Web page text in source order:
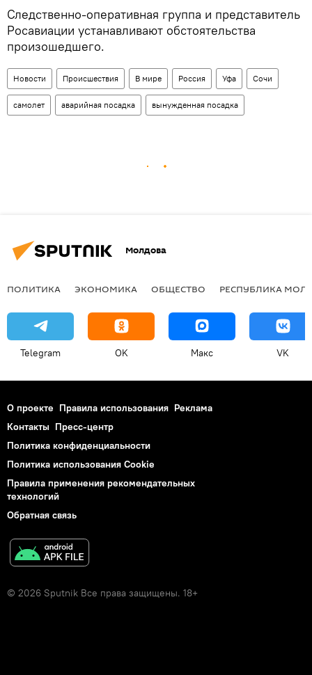
Следственно-оперативная группа и представитель
Росавиации устанавливают обстоятельства
произошедшего.
Новости Происшествия В мире Россия Уфа Сочи
самолет аварийная посадка вынужденная посадка
Молдова
ПОЛИТИКА ЭКОНОМИКА ОБЩЕСТВО РЕСПУБЛИКА
Telegram OK Макс VK
О проекте Правила использования Реклама
Контакты Пресс-центр
Политика конфиденциальности
Политика использования Cookie
Правила применения рекомендательных
технологий
Обратная связь
© 2026 Sputnik Все права защищены. 18+